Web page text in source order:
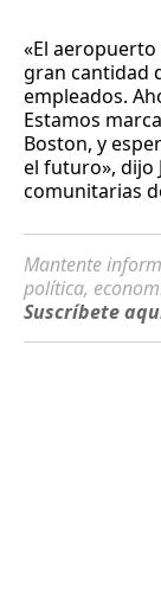
«El
gran cantidad
empleados.
Estamos
Boston, y
el futuro», dijo
comunitarias
Mantente
política,
Suscríbete